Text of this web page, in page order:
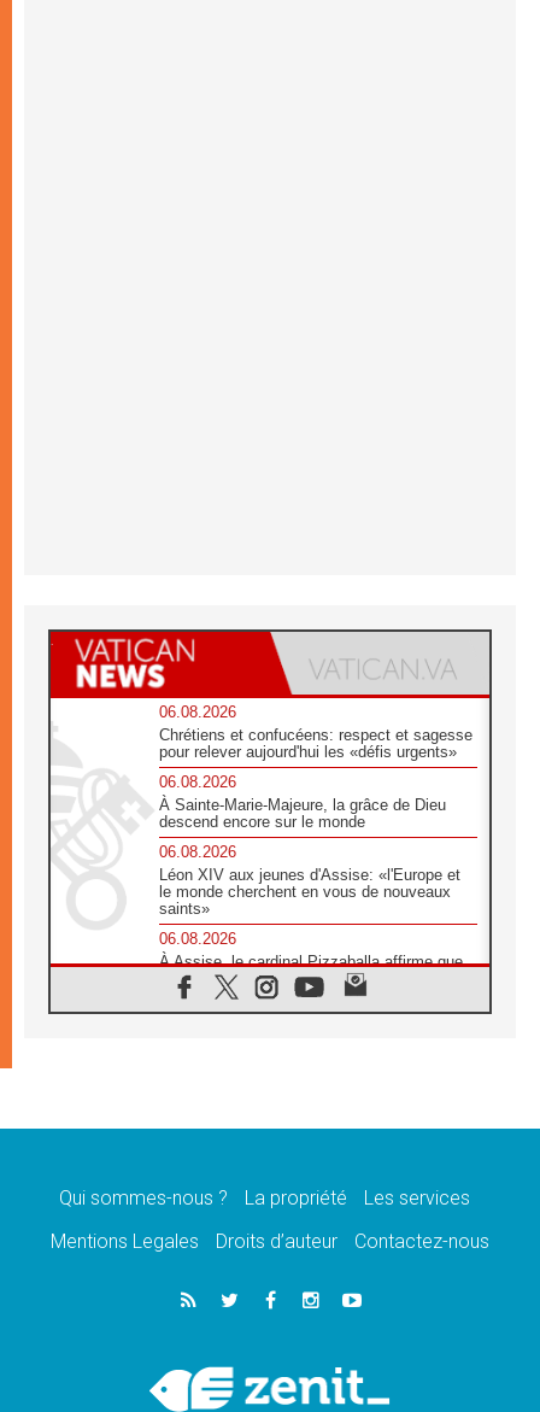
06.08.2026
Chrétiens et confucéens: respect et sagesse
pour relever aujourd'hui les «défis urgents»
06.08.2026
À Sainte-Marie-Majeure, la grâce de Dieu
descend encore sur le monde
06.08.2026
Léon XIV aux jeunes d'Assise: «l'Europe et
le monde cherchent en vous de nouveaux
saints»
06.08.2026
À Assise, le cardinal Pizzaballa affirme que
«les chrétiens veulent la paix»
06.08.2026
message de paix et de dignité humaine»
«La visite du Pape en Uruguay renforcera
05.08.2026
Le nonce en Ukraine: «Il est inquiétant
Léon XIV au Pérou, une lueur d'espoir pour
un peuple en quête de paix
Qui sommes-nous ? La propriété
Les services
Mentions Legales
Droits d’auteur Contactez-nous